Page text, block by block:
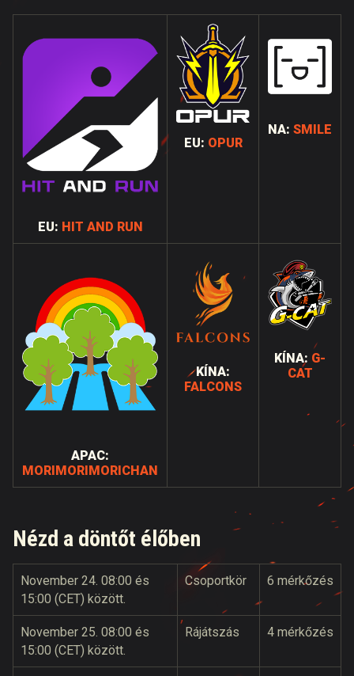
EU: HIT AND RUN
EU: OPUR
NA: SMILE
APAC:
MORIMORIMORICHAN
KÍNA:
FALCONS
KÍNA: G-
CAT
Nézd a döntőt élőben
November 24. 08:00 és
15:00 (CET) között.
Csoportkör 6 mérkőzés
November 25. 08:00 és
15:00 (CET) között.
Rájátszás 4 mérkőzés